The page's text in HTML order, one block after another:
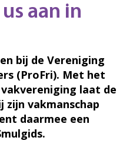
aan in
bij de Vereniging
(ProFri). Met het
laat de
zijn vakmanschap
daarmee een